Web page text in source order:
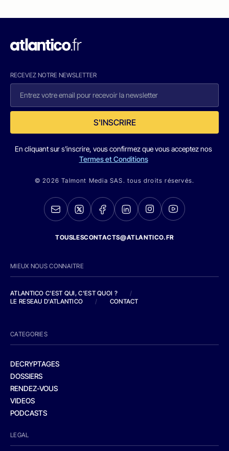
RECEVEZ NOTRE NEWSLETTER
S'INSCRIRE
En cliquant sur s'inscrire, vous confirmez que vous acceptez nos
Termes et Conditions
© 2026 Talmont Media SAS. tous droits réservés.
TOUSLESCONTACTS@ATLANTICO.FR
MIEUX NOUS CONNAITRE
ATLANTICO C'EST QUI, C'EST QUOI ?
/
LE RESEAU D'ATLANTICO
/ CONTACT
CATEGORIES
DECRYPTAGES
DOSSIERS
RENDEZ-VOUS
VIDEOS
PODCASTS
LEGAL